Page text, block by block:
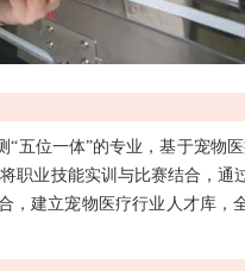
五位一体”的专业，基于宠物
职业技能实训与比赛结合，通
，建立宠物医疗行业人才库，